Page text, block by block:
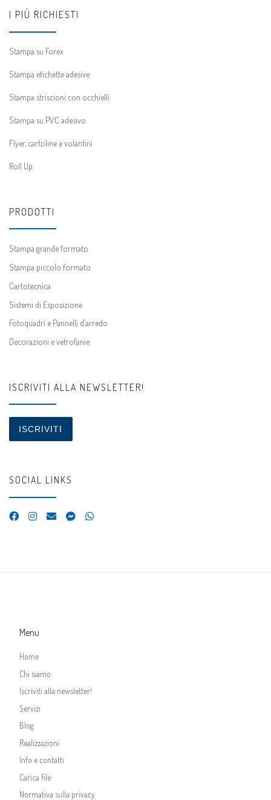
I PIÙ RICHIESTI
Stampa su Forex
Stampa etichette adesive
Stampa striscioni con occhielli
Stampa su PVC adesivo
Flyer, cartoline e volantini
Roll Up
PRODOTTI
Stampa grande formato
Stampa piccolo formato
Cartotecnica
Sistemi di Esposizione
Fotoquadri e Pannelli d’arredo
Decorazioni e vetrofanie
ISCRIVITI ALLA NEWSLETTER!
ISCRIVITI
SOCIAL LINKS
Menu
Home
Chi siamo
Iscriviti alla newsletter!
Servizi
Blog
Realizzazioni
Info e contatti
Carica file
Normativa sulla privacy